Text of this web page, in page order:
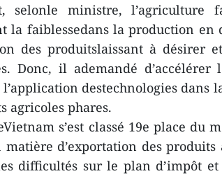
selonle ministre,
la faiblessedans la production
des produitslaissant à désirer
Donc, il ademandé
destechnologies dans
agricoles phares.
s’est classé 19e place du
matière d’exportation des
difficultés sur le plan d’impôt